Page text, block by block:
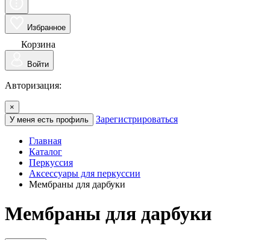
Избранное
Корзина
Войти
Авторизация:
×
У меня есть профиль
Зарегистрироваться
Главная
Каталог
Перкуссия
Аксессуары для перкуссии
Мембраны для дарбуки
Мембраны для дарбуки